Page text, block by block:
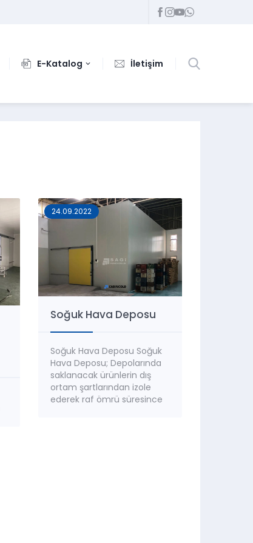
E-Katalog İletişim
24.09.2022
Soğuk Hava Deposu
Soğuk Hava Deposu Soğuk
Hava Deposu; Depolarında
saklanacak ürünlerin dış
ortam şartlarından izole
ederek raf ömrü süresince